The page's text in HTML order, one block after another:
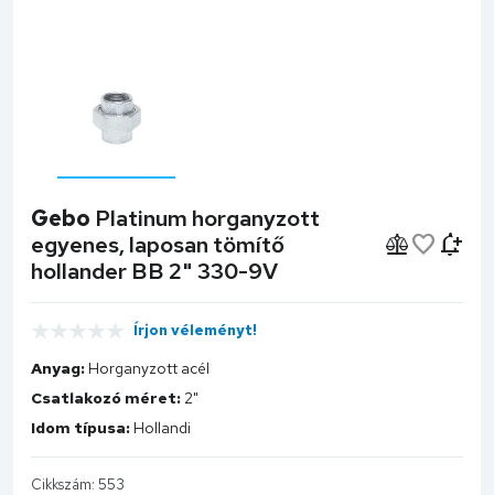
Gebo Platinum horganyzott
egyenes, laposan tömítő
hollander BB 2" 330-9V
Írjon véleményt!
Anyag: Horganyzott acél
Csatlakozó méret: 2"
Idom típusa: Hollandi
Cikkszám: 553